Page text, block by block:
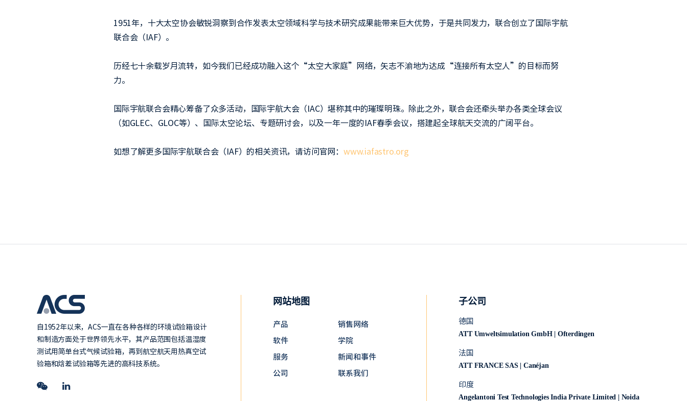
1951年，十大太空协会敏锐洞察到合作发表太空领域科学与技术研究成果能带来巨大优势，于是共同发力，联合创立了国际宇航
联合会（IAF）。
历经七十余载岁月流转，如今我们已经成功融入这个“太空大家庭”网络，矢志不渝地为达成“连接所有太空人”的目标而努
力。
国际宇航联合会精心筹备了众多活动，国际宇航大会（IAC）堪称其中的璀璨明珠。除此之外，联合会还牵头举办各类全球会议
（如GLEC、GLOC等）、国际太空论坛、专题研讨会，以及一年一度的IAF春季会议，搭建起全球航天交流的广阔平台。
如想了解更多国际宇航联合会（IAF）的相关资讯，请访问官网：www.iafastro.org
自1952年以来，ACS一直在各种各样的环境试验箱设计
和制造方面处于世界领先水平，其产品范围包括温湿度
测试用简单台式气候试验箱，再到航空航天用热真空试
验箱和焓差试验箱等先进的高科技系统。
网站地图
产品
软件
服务
公司
销售网络
学院
新闻和事件
联系我们
子公司
德国
ATT Umweltsimulation GmbH | Ofterdingen
法国
ATT FRANCE SAS | Canéjan
印度
Angelantoni Test Technologies India Private Limited | Noida